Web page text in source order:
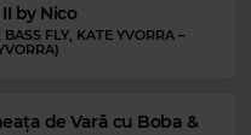
by Nico
FLY, KATE YVORRA –
de Vară cu Boba &